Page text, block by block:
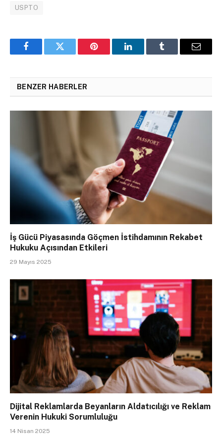
USPTO
FacebookTwitter Pinterest LinkedInTumblr Email
BENZER HABERLER
İş Gücü Piyasasında Göçmen İstihdamının Rekabet
Hukuku Açısından Etkileri
29 Mayıs 2025
Dijital Reklamlarda Beyanların Aldatıcılığı ve Reklam
Verenin Hukuki Sorumluluğu
14 Nisan 2025